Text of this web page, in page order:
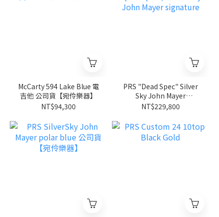
McCarty 594 Lake Blue 電
吉他 公司貨【宛伶樂器】
NT$94,300
PRS "Dead Spec" Silver
Sky John Mayer
signature
NT$229,800